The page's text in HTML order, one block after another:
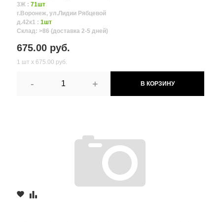
3Ж : 71шт
г.Воронеж, ул.Лидии Рябцевой
д.42к1 : 1шт
Склад: >86 (доставка 2-5 дней)
675.00 руб.
1 шт х 675.00 руб.
- + В КОРЗИНУ